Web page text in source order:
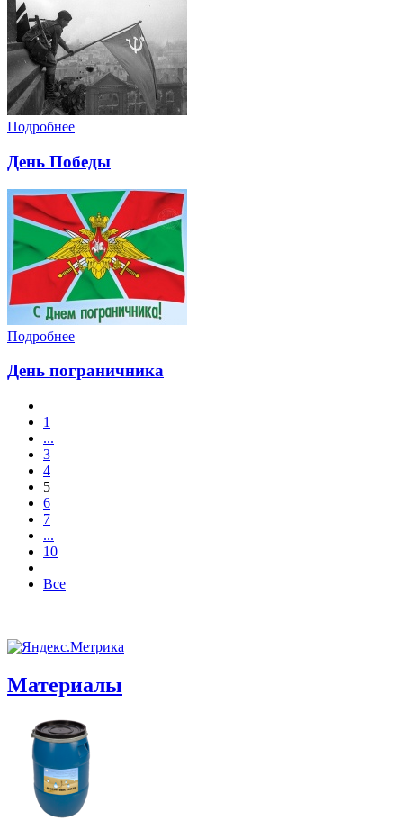
Подробнее
День Победы
Подробнее
День пограничника
1
...
3
4
5
6
7
...
10
Все
Материалы